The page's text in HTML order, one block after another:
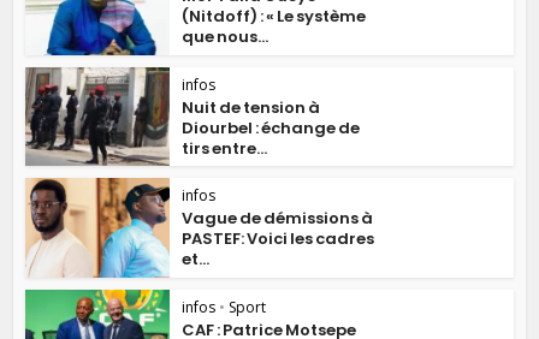
(Nitdoff) : « Le système
que nous...
infos
Nuit de tension à
Diourbel : échange de
tirs entre...
infos
Vague de démissions à
PASTEF: Voici les cadres
et...
infos • Sport
CAF : Patrice Motsepe